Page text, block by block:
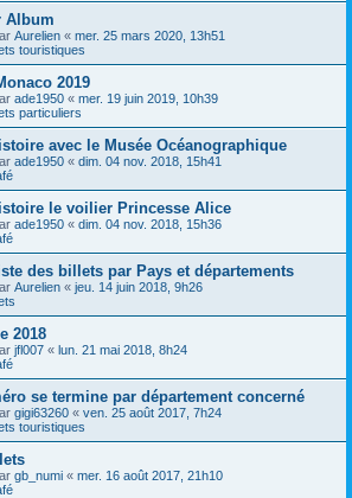
Album
Aurelien « mer. 25 mars 2020, 13h51
touristiques
2019
ade1950 « mer. 19 juin 2019, 10h39
particuliers
avec le Musée Océanographique
ade1950 « dim. 04 nov. 2018, 15h41
le voilier Princesse Alice
ade1950 « dim. 04 nov. 2018, 15h36
des billets par Pays et départements
Aurelien « jeu. 14 juin 2018, 9h26
2018
jfl007 « lun. 21 mai 2018, 8h24
se termine par département concerné
gigi63260 « ven. 25 août 2017, 7h24
touristiques
gb_numi « mer. 16 août 2017, 21h10